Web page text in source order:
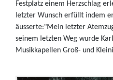
Festplatz einem Herzschlag
letzter Wunsch erfüllt indem
äusserte:"Mein letzter
seinem letzten Weg wurde
Musikkapellen Groß- und